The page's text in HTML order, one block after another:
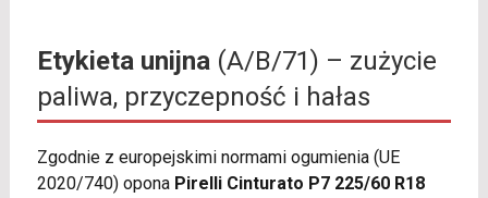
Etykieta unijna(A/B/71) – zużycie
paliwa, przyczepność i hałas
Zgodnie z europejskimi normami ogumienia (UE
2020/740) opona Pirelli Cinturato P7 225/60 R18